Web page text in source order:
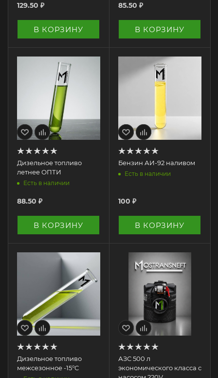
129.50 ₽
В КОРЗИНУ
85.50 ₽
В КОРЗИНУ
Дизельное топливо
летнее ОПТИ
Есть в наличии
88.50 ₽
В КОРЗИНУ
Бензин АИ-92 наливом
Есть в наличии
100 ₽
В КОРЗИНУ
Дизельное топливо
межсезонное -15°C
АЗС 500 л
экономического класса с